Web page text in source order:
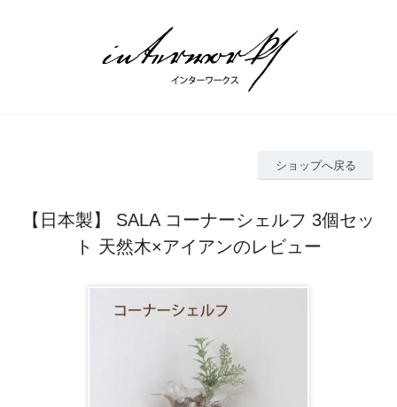
ショップへ戻る
【日本製】 SALA コーナーシェルフ 3個セッ
ト 天然木×アイアンのレビュー